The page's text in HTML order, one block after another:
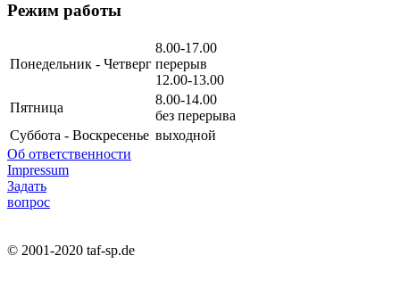
Режим работы
Понедельник - Четверг
8.00-17.00
перерыв
12.00-13.00
Пятница
8.00-14.00
без перерыва
Суббота - Воскресенье выходной
Об ответственности
Impressum
Задать
вопрос
© 2001-2020 taf-sp.de